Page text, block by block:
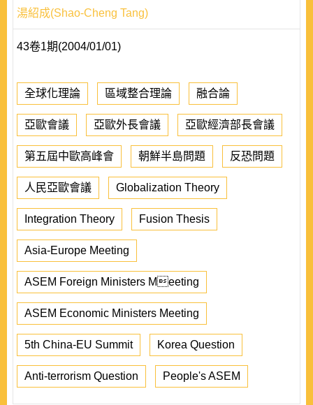
湯紹成(Shao-Cheng Tang)
43卷1期(2004/01/01)
全球化理論 區域整合理論 融合論
亞歐會議 亞歐外長會議 亞歐經濟部長會議
第五屆中歐高峰會 朝鮮半島問題 反恐問題
人民亞歐會議 Globalization Theory
Integration Theory Fusion Thesis
Asia-Europe Meeting
ASEM Foreign Ministers Meeting
ASEM Economic Ministers Meeting
5th China-EU Summit Korea Question
Anti-terrorism Question People's ASEM